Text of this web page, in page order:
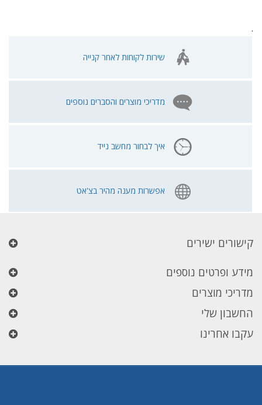
.
שירות לקוחות לאחר קנייה
מדריכי מוצרים והסברים נוספים
איך לבחור מחשב נייד
אפשרות מענה מהיר בצ'אט
קישורים ישירים
מידע ופרטים נוספים
מדריכי מוצרים
החשבון שלי
עקבו אחרינו